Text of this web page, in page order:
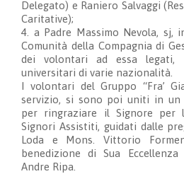
Delegato) e Raniero Salvaggi
Caritative);
4. a Padre Massimo Nevola, sj,
Comunità della Compagnia di
dei volontari ad essa legati,
universitari di varie nazionalità.
I volontari del Gruppo “Fra’
servizio, si sono poi uniti in un
per ringraziare il Signore per
Signori Assistiti, guidati dalle
Loda e Mons. Vittorio
benedizione di Sua Eccellenza
Andre Ripa.